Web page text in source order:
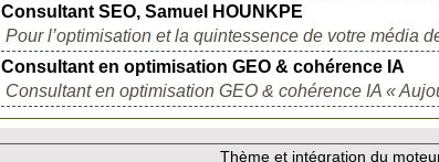
Consultant SEO, Samuel HOUNKPE
Pour l’optimisation et la quintessence de votre média
Consultant en optimisation GEO & cohérence IA
Consultant en optimisation GEO & cohérence IA «
Thème et intégration du